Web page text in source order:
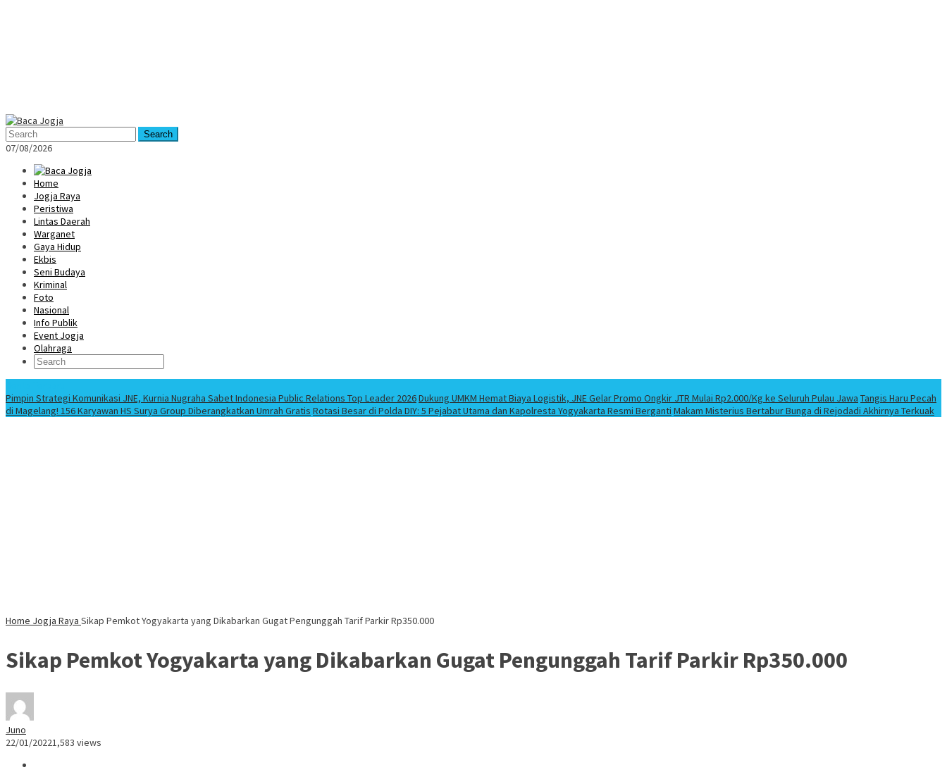
Mobile
Menu
Search
07/08/2026
Home
Jogja Raya
Peristiwa
Lintas Daerah
Warganet
Gaya Hidup
Ekbis
Seni Budaya
Kriminal
Foto
Nasional
Info Publik
Event Jogja
Olahraga
Pimpin Strategi Komunikasi JNE, Kurnia Nugraha Sabet Indonesia Public Relations Top Leader 2026Dukung UMKM Hemat Biaya Logistik, JNE Gelar Promo Ongkir JTR Mulai Rp2.000/Kg ke Seluruh Pulau Jawa Tangis Haru Pecah
di Magelang! 156 Karyawan HS Surya Group Diberangkatkan Umrah Gratis Rotasi Besar di Polda DIY: 5 Pejabat Utama dan Kapolresta Yogyakarta Resmi Berganti Makam Misterius Bertabur Bunga di Rejodadi Akhirnya Terkuak
Home Jogja Raya Sikap Pemkot Yogyakarta yang Dikabarkan Gugat Pengunggah Tarif Parkir Rp350.000
Sikap Pemkot Yogyakarta yang Dikabarkan Gugat Pengunggah Tarif Parkir Rp350.000
Juno
22/01/20221,583 views